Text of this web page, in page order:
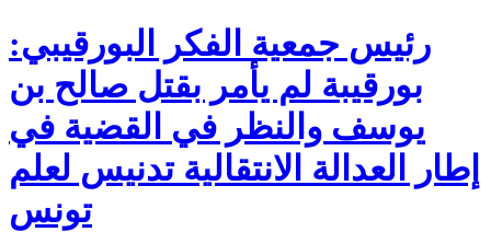
رئيس جمعية الفكر البورقيبي:
بورقيبة لم يأمر بقتل صالح بن
يوسف والنظر في القضية في
إطار العدالة الانتقالية تدنيس لعلم
تونس